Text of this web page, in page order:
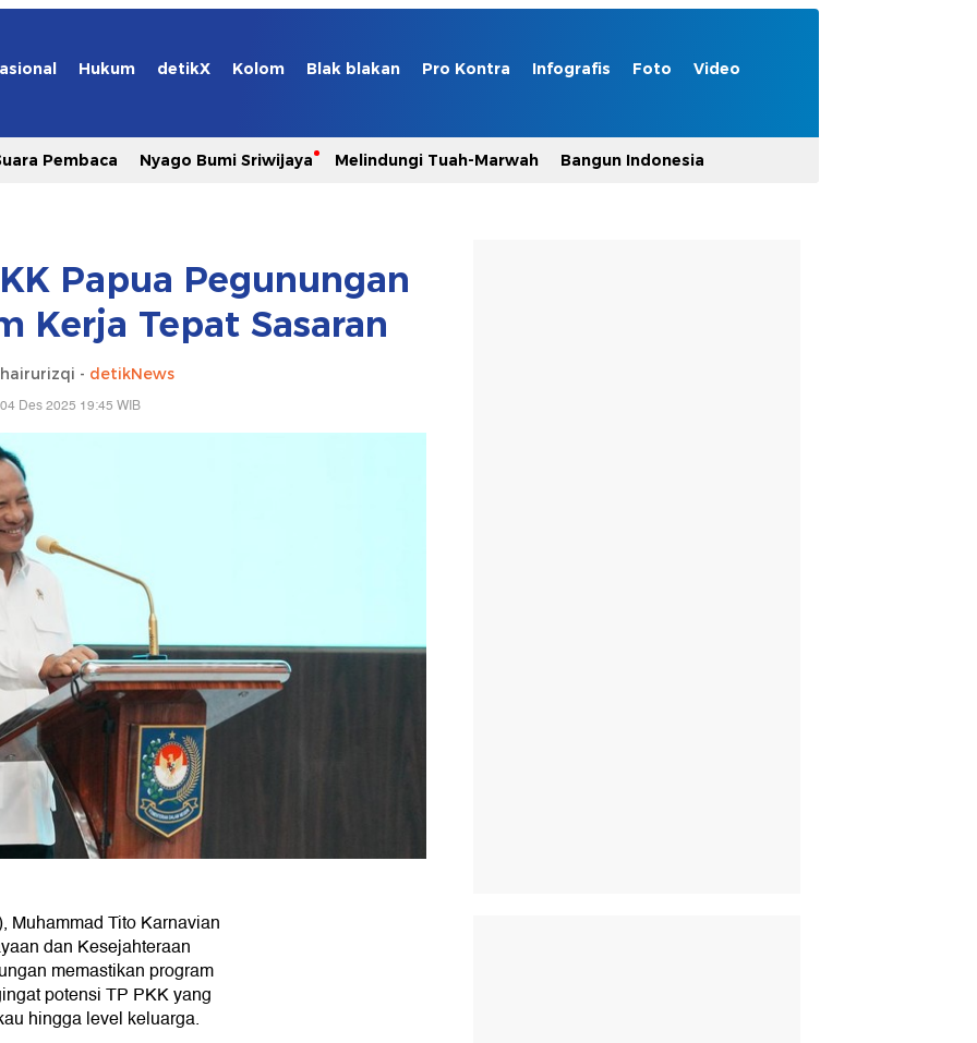
Hukum detikX Kolom Blak blakan Pro Kontra Infografis Foto Video
Pembaca Nyago Bumi Sriwijaya Melindungi Tuah-Marwah Bangun Indonesia
Papua Pegunungan
Kerja Tepat Sasaran
- detikNews
Des 2025 19:45 WIB
Muhammad Tito Karnavian
dan Kesejahteraan
memastikan program
potensi TP PKK yang
hingga level keluarga.